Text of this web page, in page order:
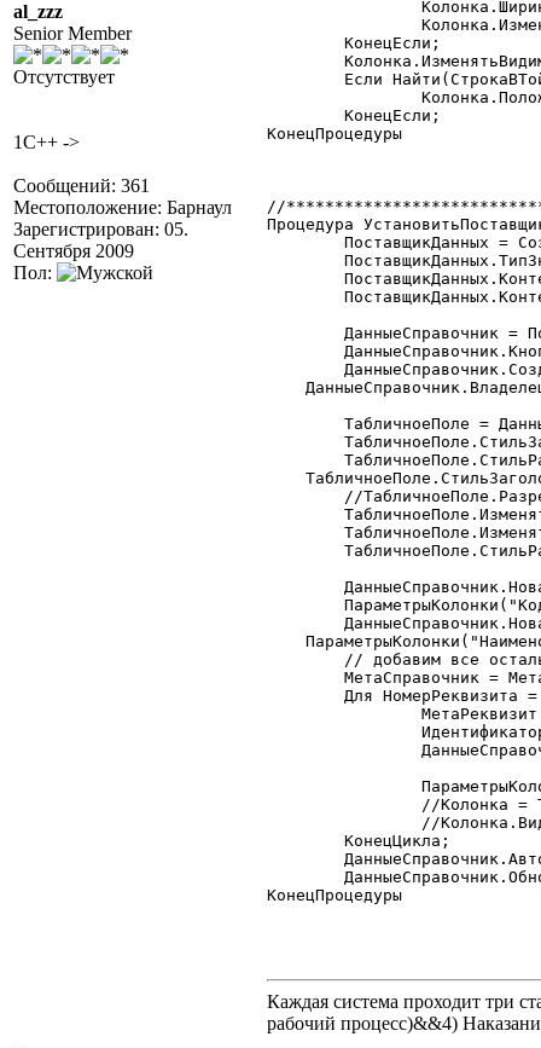
al_zzz
Senior Member
Отсутствует
1C++ ->
Сообщений: 361
Местоположение: Барнаул
Зарегистрирован: 05.
Сентября 2009
Пол:
КонецПроцедуры
//
Процедура
ТабличноеПоле.СтильЗаголовков
КонецПроцедуры
Каждая система проходит три
рабочий процесс)&&4)